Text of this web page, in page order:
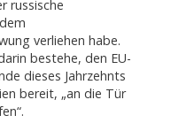
russische
verliehen habe.
bestehe, den EU-
dieses Jahrzehnts
bereit, „an die Tür